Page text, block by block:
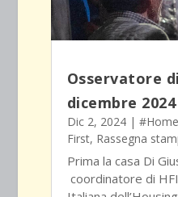
Osservatore
dicembre 2024
Dic 2, 2024|
First, Rassegna
Prima la casa Di
coordinatore di